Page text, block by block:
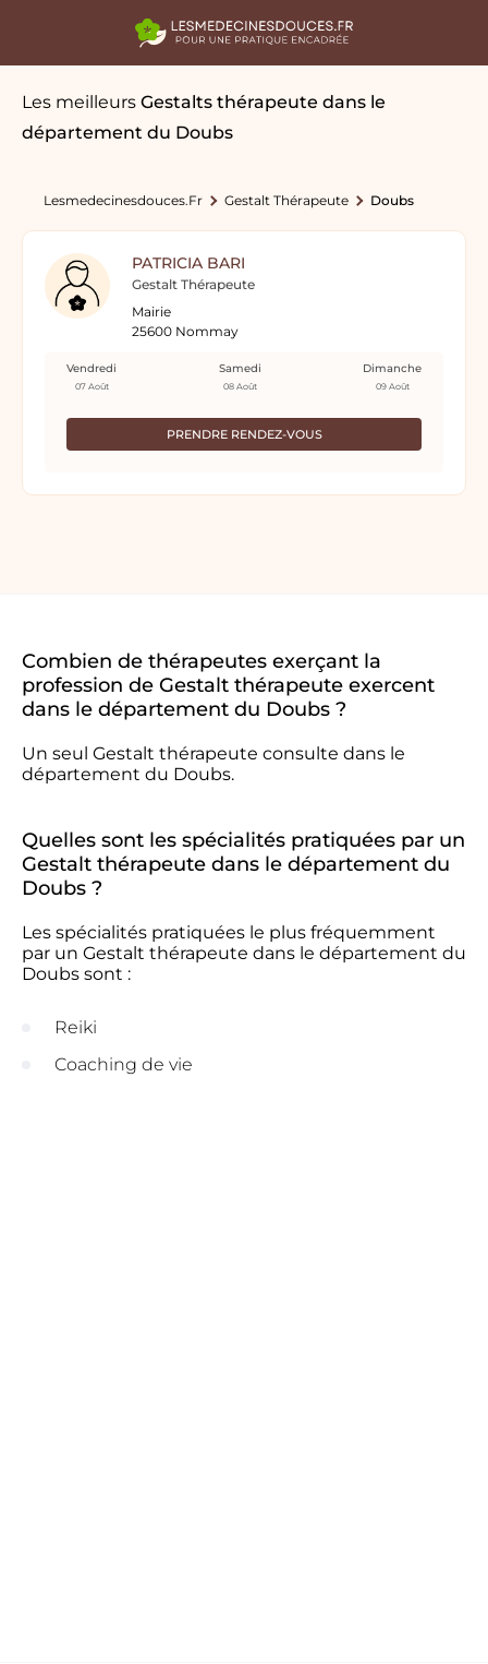
Les meilleurs Gestalts thérapeute dans le
département du Doubs
Lesmedecinesdouces.fr Gestalt Thérapeute Doubs
PATRICIA BARI
Gestalt Thérapeute
Mairie
25600 Nommay
PRENDRE RENDEZ-VOUS
Vendredi
07 Août
Samedi
08 Août
Dimanche
09 Août
Combien de thérapeutes exerçant la
profession de Gestalt thérapeute exercent
dans le département du Doubs ?
Un seul Gestalt thérapeute consulte dans le
département du Doubs.
Quelles sont les spécialités pratiquées par un
Gestalt thérapeute dans le département du
Doubs ?
Les spécialités pratiquées le plus fréquemment
par un Gestalt thérapeute dans le département du
Doubs sont :
Reiki
Coaching de vie